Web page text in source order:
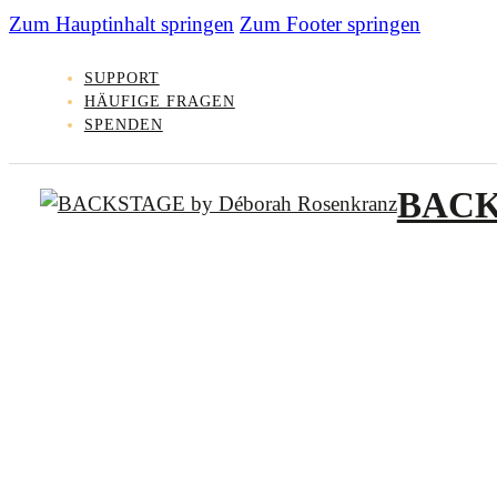
Zum Hauptinhalt springen Zum Footer springen
SUPPORT
HÄUFIGE FRAGEN
SPENDEN